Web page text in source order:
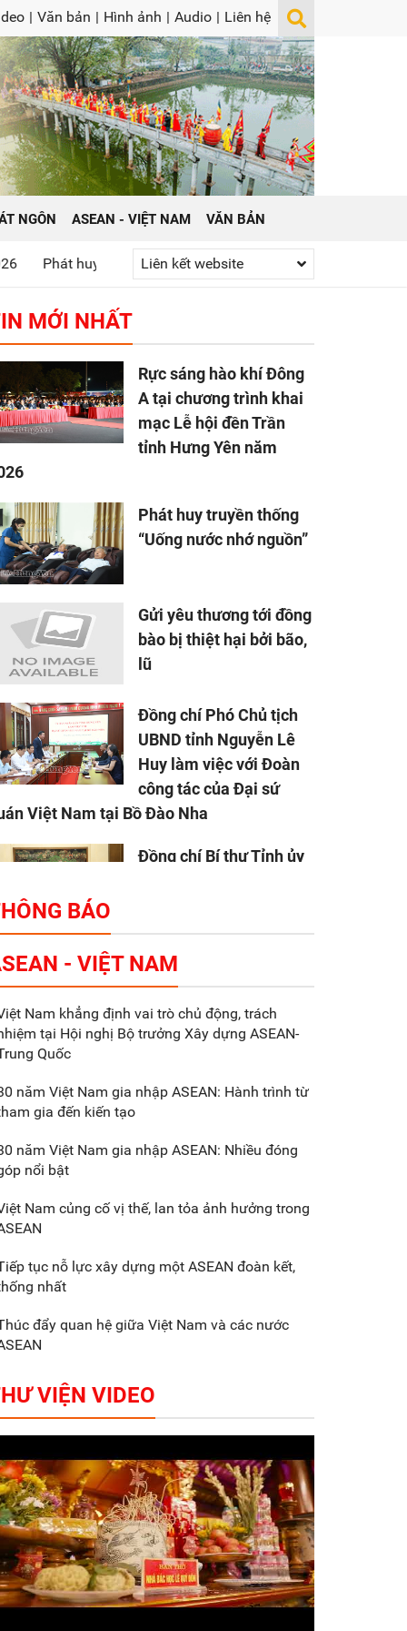
| Văn bản | Hình ảnh | Audio | Liên hệ
NGÔN ASEAN - VIỆT NAM VĂN BẢN
“Uống nước nhớ nguồn” Gửi yêu thương tới đồng bào
Liên kết website
MỚI NHẤT
Rực sáng hào khí Đông
A tại chương trình khai
mạc Lễ hội đền Trần
tỉnh Hưng Yên năm
Phát huy truyền thống
“Uống nước nhớ nguồn”
Gửi yêu thương tới đồng
bào bị thiệt hại bởi bão,
lũ
Đồng chí Phó Chủ tịch
UBND tỉnh Nguyễn Lê
Huy làm việc với Đoàn
công tác của Đại sứ
Việt Nam tại Bồ Đào Nha
Đồng chí Bí thư Tỉnh ủy
đoàn Makara Capital
nước 9 tháng đầu năm
2025 đạt trên 70.600 tỷ
các doanh nghiệp,
doanh nghiệp
BÁO
- VIỆT NAM
Nam khẳng định vai trò chủ động, trách
tại Hội nghị Bộ trưởng Xây dựng ASEAN-
Quốc
năm Việt Nam gia nhập ASEAN: Hành trình từ
gia đến kiến tạo
năm Việt Nam gia nhập ASEAN: Nhiều đóng
nổi bật
Nam củng cố vị thế, lan tỏa ảnh hưởng trong
tục nỗ lực xây dựng một ASEAN đoàn kết,
nhất
đẩy quan hệ giữa Việt Nam và các nước
VIỆN VIDEO